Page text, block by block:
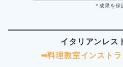
＊成果を保証するもの
イタリアンレス
➡︎料理教室インスト